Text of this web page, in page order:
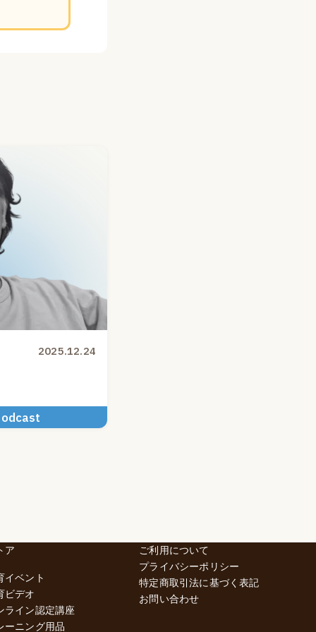
2025.12.24
ア
イベント
ビデオ
ライン認定講座
ーニング用品
ご利用について
プライバシーポリシー
特定商取引法に基づく表記
お問い合わせ